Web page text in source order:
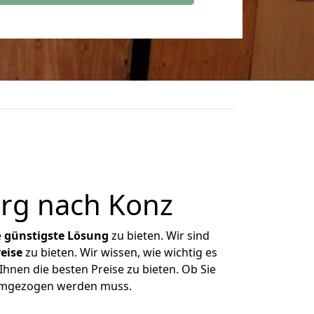
nach Konz
günstigste Lösung zu bieten. Wir sind
zu bieten. Wir wissen, wie wichtig es
die besten Preise zu bieten. Ob Sie
werden muss.